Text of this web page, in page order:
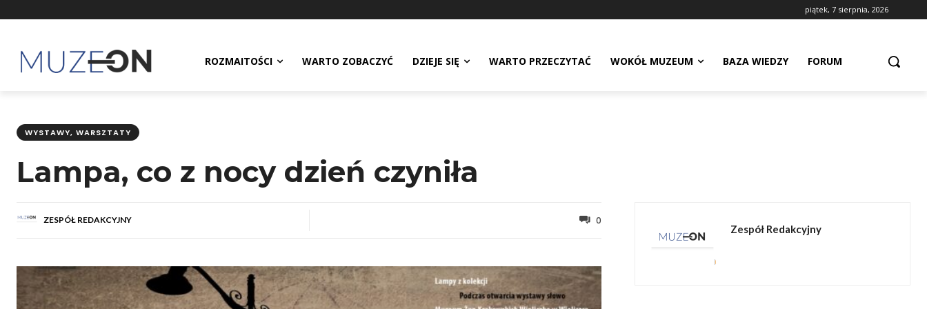
piątek, 7 sierpnia, 2026
ROZMAITOŚCI WARTO ZOBACZYĆ DZIEJE SIĘ WARTO PRZECZYTAĆ WOKÓŁ MUZEUM BAZA WIEDZY FORUM
WYSTAWY, WARSZTATY
Lampa, co z nocy dzień czyniła
ZESPÓŁ REDAKCYJNY 0
Zespół Redakcyjny